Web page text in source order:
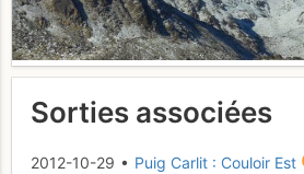
Sorties associées
2012-10-29 • Puig Carlit : Couloir Est